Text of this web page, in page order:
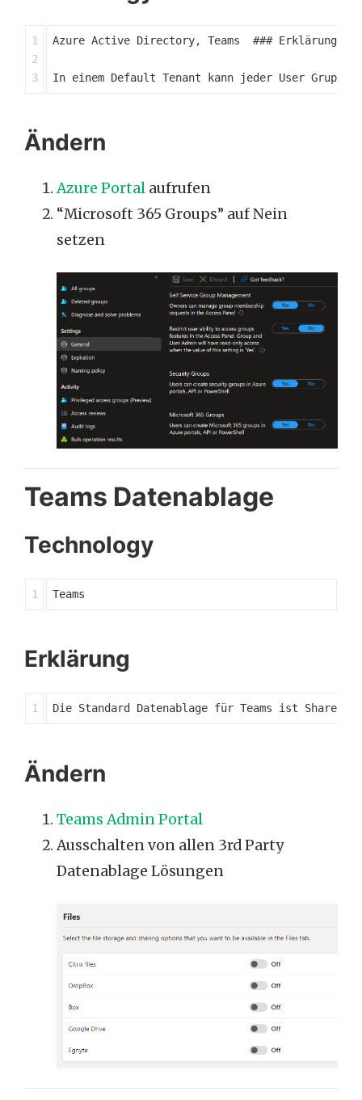
1
2
Azure Active Directory, Teams  ### Erklärung
Ändern
Azure Portal aufrufen
“Microsoft 365 Groups” auf Nein
setzen
Teams Datenablage
Technology
Erklärung
Ändern
Teams Admin Portal
Ausschalten von allen 3rd Party
Datenablage Lösungen